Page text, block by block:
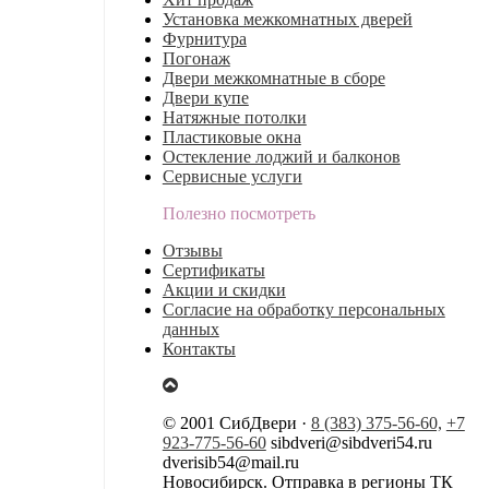
Установка межкомнатных дверей
Фурнитура
Погонаж
Двери межкомнатные в сборе
Двери купе
Натяжные потолки
Пластиковые окна
Остекление лоджий и балконов
Сервисные услуги
Полезно посмотреть
Отзывы
Сертификаты
Акции и скидки
Согласие на обработку персональных
данных
Контакты
© 2001 СибДвери · 8 (383) 375-56-60, +7
923-775-56-60sibdveri@sibdveri54.ru
dverisib54@mail.ru
Новосибирск. Отправка в регионы ТК